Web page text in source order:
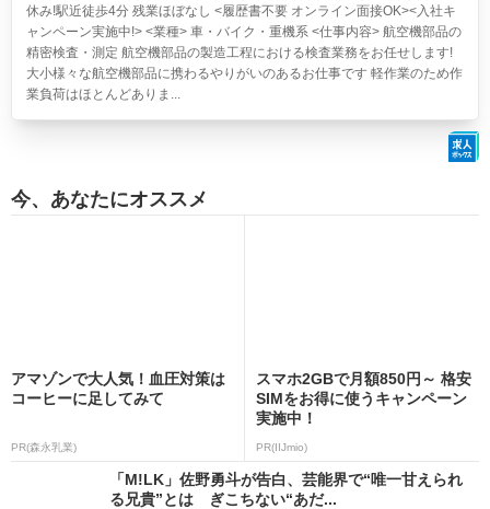
休み!駅近徒歩4分 残業ほぼなし <履歴書不要 オンライン面接OK><入社キ
ャンペーン実施中!> <業種> 車・バイク・重機系 <仕事内容> 航空機部品の
精密検査・測定 航空機部品の製造工程における検査業務をお任せします!
大小様々な航空機部品に携わるやりがいのあるお仕事です 軽作業のため作
業負荷はほとんどありま...
今、あなたにオススメ
アマゾンで大人気！血圧対策は
コーヒーに足してみて
PR(森永乳業)
スマホ2GBで月額850円～ 格安
SIMをお得に使うキャンペーン
実施中！
PR(IIJmio)
「M!LK」佐野勇斗が告白、芸能界で“唯一甘えられ
る兄貴”とは ぎこちない“あだ...